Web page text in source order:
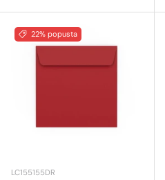
22% popusta
LC155155DR